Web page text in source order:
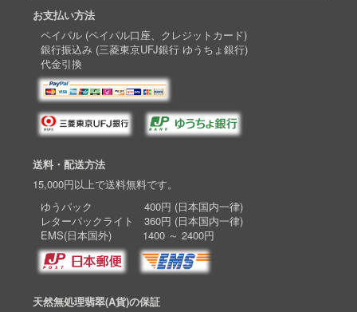
お支払い方法
ペイパル (ペイパル口座、クレジットカード)
銀行振込み (三菱東京UFJ銀行 ゆうちょ銀行)
代金引換
送料・配送方法
15,000円以上で送料無料です。
ゆうパック 400円 (日本国内一律)
レターパックライト 360円 (日本国内一律)
EMS(日本国外) 1400 ～ 2400円
天然無処理翡翠(A貨)の保証